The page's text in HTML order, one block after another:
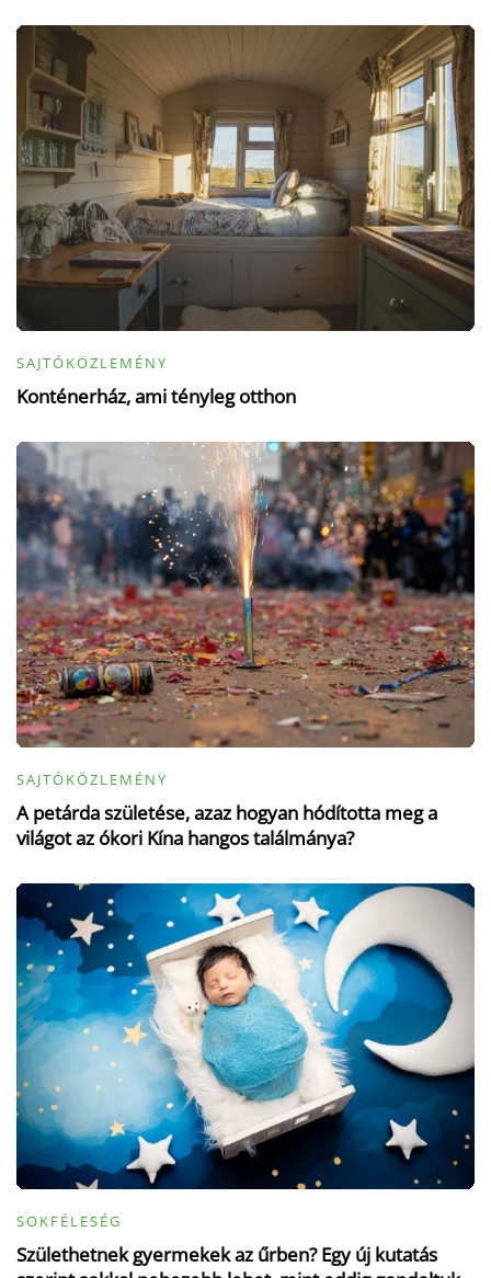
SAJTÓKÖZLEMÉNY
Konténerház, ami tényleg otthon
SAJTÓKÖZLEMÉNY
A petárda születése, azaz hogyan hódította meg a
világot az ókori Kína hangos találmánya?
SOKFÉLESÉG
Születhetnek gyermekek az űrben? Egy új kutatás